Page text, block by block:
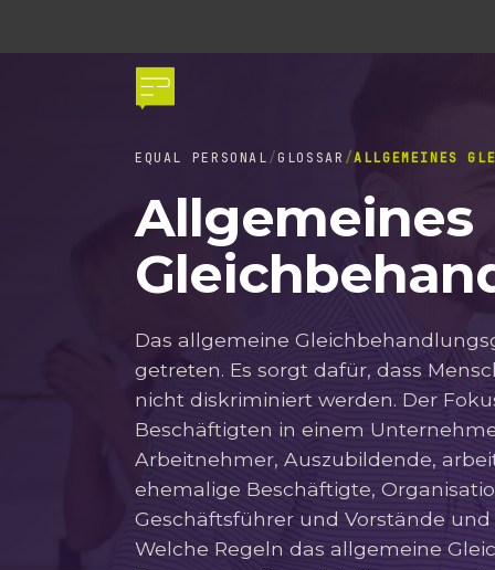
EQUAL PERSONAL GLOSSAR ALLGEMEINES
Allgemeines
Das allgemeine
getreten. Es sorgt dafür, dass
nicht diskriminiert werden. Der
Beschäftigten in einem
Arbeitnehmer, Auszubildende,
ehemalige Beschäftigte,
Geschäftsführer und Vorstände
Welche Regeln das allgemeine